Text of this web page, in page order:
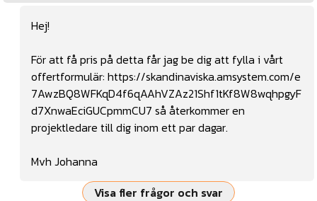
Hej!
För att få pris på detta får jag be dig att fylla i vårt
offertformulär: https://skandinaviska.amsystem.com/e
7AwzBQ8WFKqD4f6qAAhVZAz21Shf1tKf8W8wqhpgyF
d7XnwaEciGUCpmmCU7 så återkommer en
projektledare till dig inom ett par dagar.
Mvh Johanna
Visa fler frågor och svar